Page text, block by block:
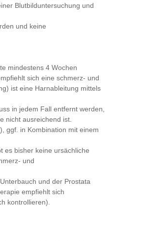
Blutbilduntersuchung und
und keine
mindestens 4 Wochen
sich eine schmerz- und
ist eine Harnableitung mittels
in jedem Fall entfernt werden,
nicht ausreichend ist.
ggf. in Kombination mit einem
es bisher keine ursächliche
und
und der Prostata
empfiehlt sich
kontrollieren).